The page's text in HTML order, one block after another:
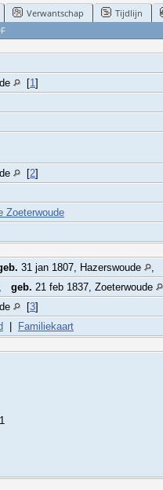
Verwantschap Tijdlijn
[1]
[2]
Zoeterwoude
31 jan 1807, Hazerswoude ,
geb. 21 feb 1837, Zoeterwoude
[3]
Familiekaart